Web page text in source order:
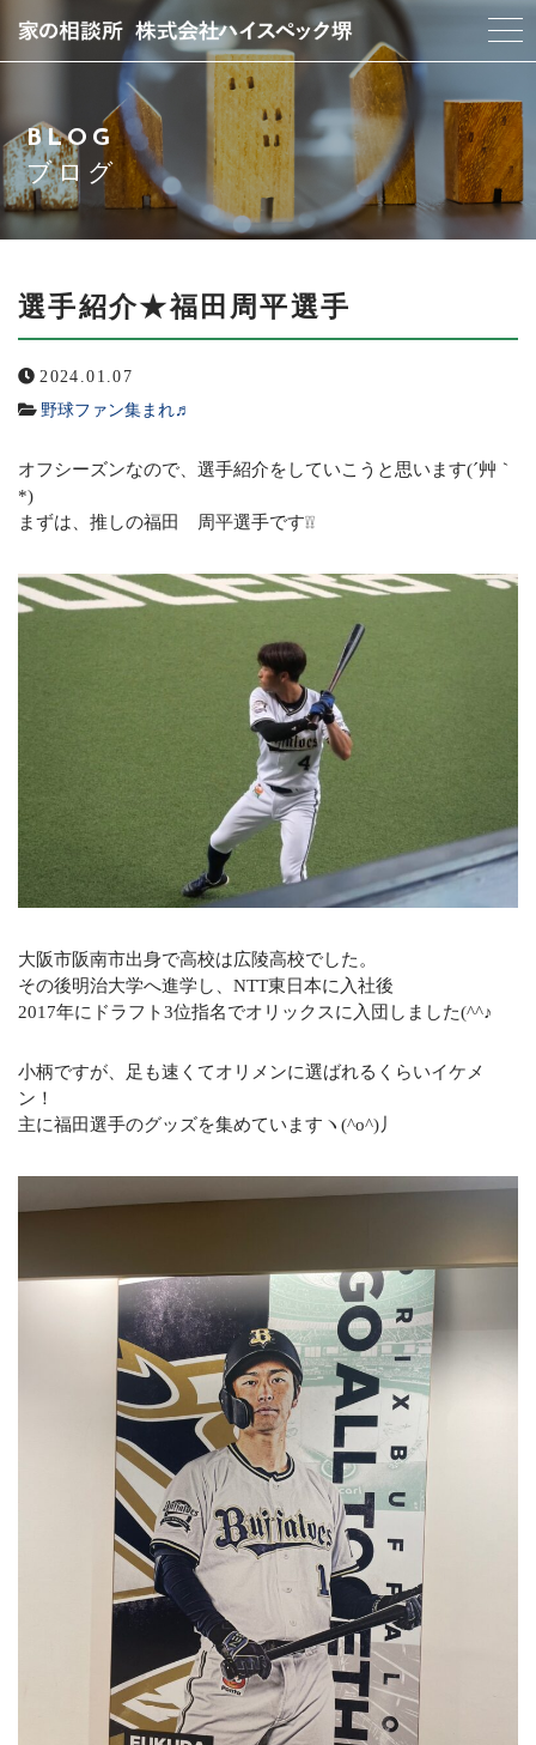
当社について
スタッフ紹介
アクセス
ブログ
お問い合わせ
CONTACT
不動産のことならなんでもお任せください
メールでの受付
お問い合わせフォーム
24時間受付中
お電話の受付
0120-920-380
営業時間：9：00～18：00
BLOG
ブログ
選手紹介★福田周平選手
2024.01.07
野球ファン集まれ♬
オフシーズンなので、選手紹介をしていこうと思います(´艸｀
*)
まずは、推しの福田 周平選手です❕❕
大阪市阪南市出身で高校は広陵高校でした。
その後明治大学へ進学し、NTT東日本に入社後
2017年にドラフト3位指名でオリックスに入団しました(^^♪
小柄ですが、足も速くてオリメンに選ばれるくらいイケメ
ン！
主に福田選手のグッズを集めていますヽ(^o^)丿